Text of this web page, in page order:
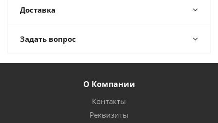
Доставка
Задать вопрос
О Компании
Контакты
Реквизиты